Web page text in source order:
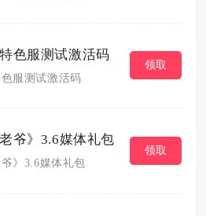
特色服测试激活码
色服测试激活码
领取
老爷》3.6媒体礼包
爷》3.6媒体礼包
领取